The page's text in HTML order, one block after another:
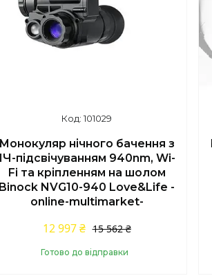
101029
Монокуляр нічного бачення з
ІЧ-підсвічуванням 940nm, Wi-
Fi та кріпленням на шолом
Binock NVG10-940 Love&Life -
online-multimarket-
15 562 ₴
12 997 ₴
Готово до відправки